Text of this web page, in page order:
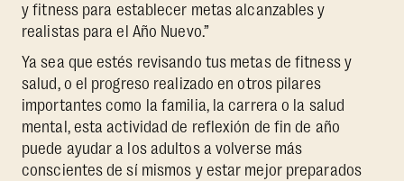
y fitness para establecer metas alcanzables y
realistas para el Año Nuevo.”
Ya sea que estés revisando tus metas de fitness y
salud, o el progreso realizado en otros pilares
importantes como la familia, la carrera o la salud
mental, esta actividad de reflexión de fin de año
puede ayudar a los adultos a volverse más
conscientes de sí mismos y estar mejor preparados